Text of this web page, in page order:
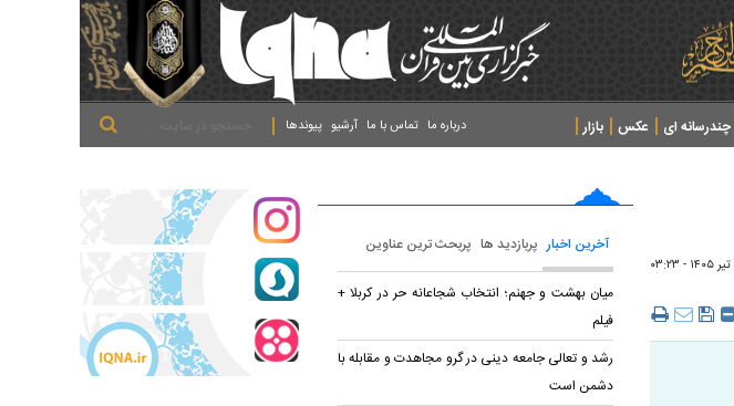
چندرسانه ای عکس
بازار
پیوندها آرشیو تماس با ما درباره ما
آخرین اخبار پربازدید ها پربحث ترین عناوین
میان بهشت و جهنم؛ انتخاب شجاعانه حر در کربلا +
فیلم
رشد و تعالی جامعه دینی در گرو مجاهدت و مقابله با
دشمن است